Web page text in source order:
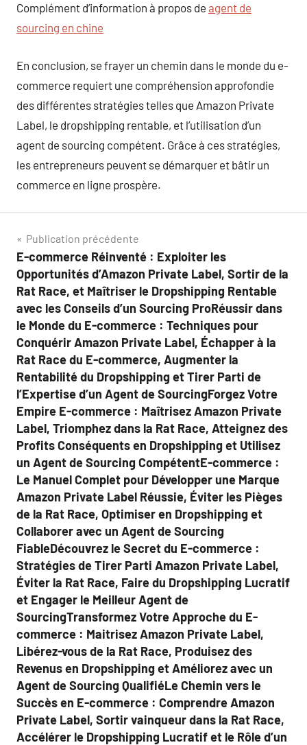
Complément d’information à propos de agent de
sourcing en chine
En conclusion, se frayer un chemin dans le monde du e-
commerce requiert une compréhension approfondie
des différentes stratégies telles que Amazon Private
Label, le dropshipping rentable, et l’utilisation d’un
agent de sourcing compétent. Grâce à ces stratégies,
les entrepreneurs peuvent se démarquer et bâtir un
commerce en ligne prospère.
Navigation
de
l’article
Publication précédente
E-commerce Réinventé : Exploiter les
Opportunités d’Amazon Private Label, Sortir de la
Rat Race, et Maîtriser le Dropshipping Rentable
avec les Conseils d’un Sourcing ProRéussir dans
le Monde du E-commerce : Techniques pour
Conquérir Amazon Private Label, Échapper à la
Rat Race du E-commerce, Augmenter la
Rentabilité du Dropshipping et Tirer Parti de
l’Expertise d’un Agent de SourcingForgez Votre
Empire E-commerce : Maîtrisez Amazon Private
Label, Triomphez dans la Rat Race, Atteignez des
Profits Conséquents en Dropshipping et Utilisez
un Agent de Sourcing CompétentE-commerce :
Le Manuel Complet pour Développer une Marque
Amazon Private Label Réussie, Éviter les Pièges
de la Rat Race, Optimiser en Dropshipping et
Collaborer avec un Agent de Sourcing
FiableDécouvrez le Secret du E-commerce :
Stratégies de Tirer Parti Amazon Private Label,
Éviter la Rat Race, Faire du Dropshipping Lucratif
et Engager le Meilleur Agent de
SourcingTransformez Votre Approche du E-
commerce : Maitrisez Amazon Private Label,
Libérez-vous de la Rat Race, Produisez des
Revenus en Dropshipping et Améliorez avec un
Agent de Sourcing QualifiéLe Chemin vers le
Succès en E-commerce : Comprendre Amazon
Private Label, Sortir vainqueur dans la Rat Race,
Accélérer le Dropshipping Lucratif et le Rôle d’un